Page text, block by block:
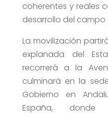
coherentes y reales
desarrollo del campo
La movilización
explanada del
recorrerá a la
culminará en la
Gobierno en
España, donde